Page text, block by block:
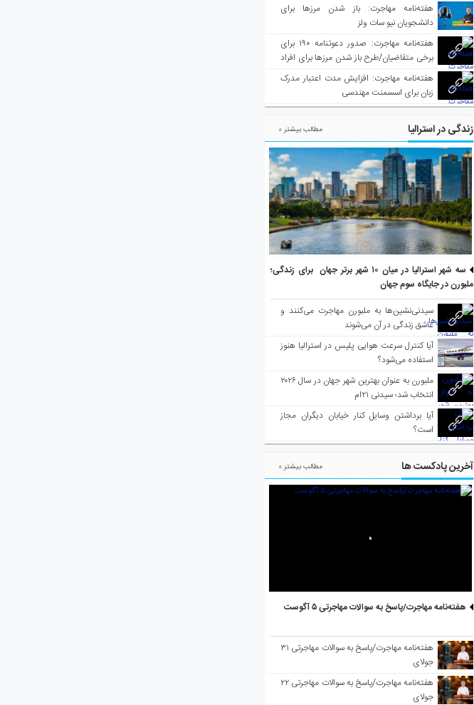
هفته‌نامه مهاجرت: باز شدن مرزها برای
دانشجویان نیو سات ولز
هفته‌نامه مهاجرت: صدور دعوتنامه ۱۹۰ برای
برخی متقاضیان/طرح باز شدن مرزها برای افراد
واکسینه شده
هفته‌نامه مهاجرت: افزایش مدت اعتبار مدرک
زبان برای اسسمنت مهندسی
زندگی در استرالیا مطالب بیشتر »
سه شهر استرالیا در میان ۱۰ شهر برتر جهان برای زندگی؛
ملبورن در جایگاه سوم جهان
سیدنی‌نشین‌ها به ملبورن مهاجرت می‌کنند و
عاشق زندگی در آن می‌شوند
آیا کنترل سرعت هوایی پلیس در استرالیا هنوز
استفاده می‌شود؟
ملبورن به عنوان بهترین شهر جهان در سال ۲۰۲۶
انتخاب شد؛ سیدنی ۲۱‌ام
آیا برداشتن وسایل کنار خیابان دیگران مجاز
است؟
آخرین پادکست ها مطالب بیشتر »
هفته‌نامه مهاجرت/پاسخ به سوالات مهاجرتی ۵ آگوست
هفته‌نامه مهاجرت/پاسخ به سوالات مهاجرتی ۳۱
جولای
هفته‌نامه مهاجرت/پاسخ به سوالات مهاجرتی ۲۲
جولای